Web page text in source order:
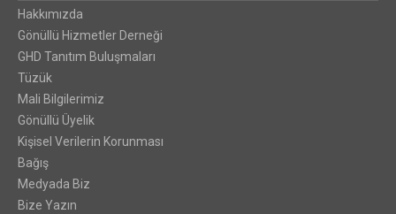
Hakkımızda
Gönüllü Hizmetler Derneği
GHD Tanıtım Buluşmaları
Tüzük
Mali Bilgilerimiz
Gönüllü Üyelik
Kişisel Verilerin Korunması
Bağış
Medyada Biz
Bize Yazın